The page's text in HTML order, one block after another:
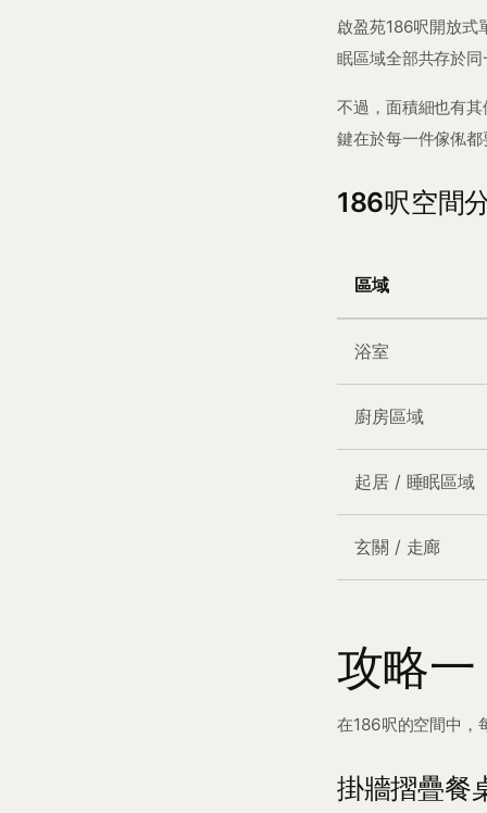
啟盈苑186呎開放式
眠區域全部共存於
不過，面積細也有
鍵在於每一件傢俬
186呎空間
區域
浴室
廚房區域
起居 / 睡眠區域
玄關 / 走廊
攻略
在186呎的空間中，
掛牆摺疊餐